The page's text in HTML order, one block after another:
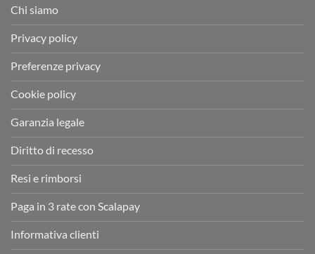
Chi siamo
Privacy policy
Preferenze privacy
Cookie policy
Garanzia legale
Diritto di recesso
Resi e rimborsi
Paga in 3 rate con Scalapay
Informativa clienti